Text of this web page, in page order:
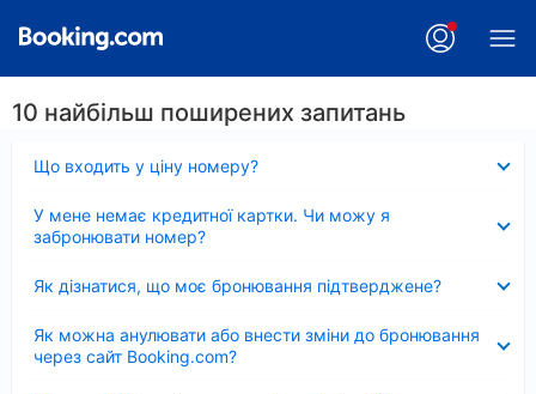
10 найбільш поширених запитань
Що входить у ціну номеру?
У мене немає кредитної картки. Чи можу я
забронювати номер?
Як дізнатися, що моє бронювання підтверджене?
Як можна анулювати або внести зміни до бронювання
через сайт Booking.com?